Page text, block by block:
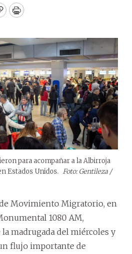
Print
para acompañar a la Albirroja
Estados Unidos. Foto: Gentileza /
Movimiento Migratorio, en
1080 AM,
madrugada del miércoles y
flujo importante de